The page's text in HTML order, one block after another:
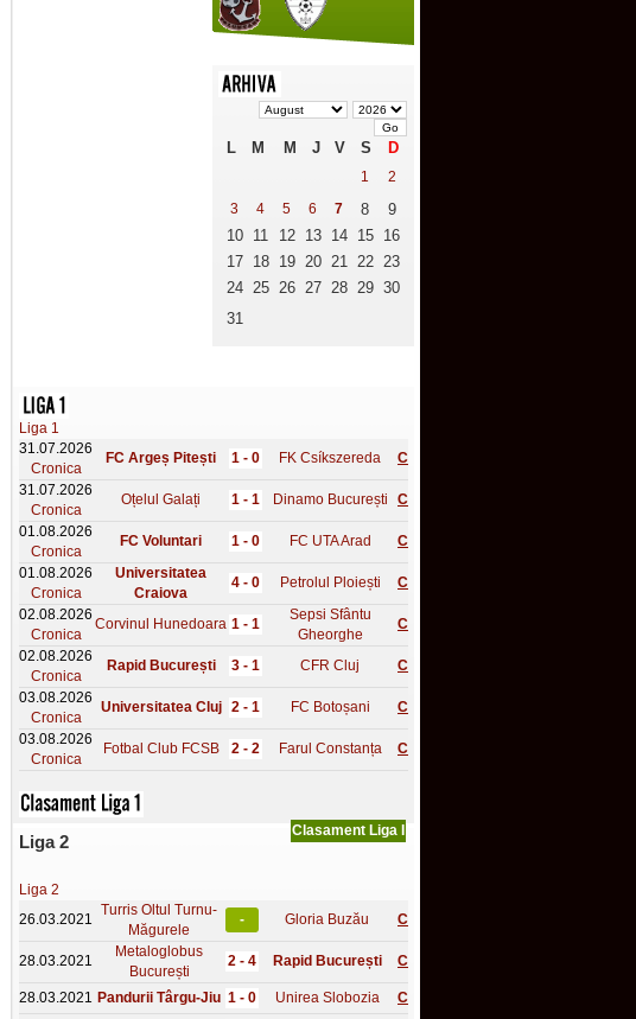
L M M J V S D
1
2
3
4 5 6 7 8
9
10
11 12 13 14 15
16
17
18 19 20 21 22 23
24 25 26 27 28 29 30
31
Liga 1
31.07.2026
Cronica
FC Argeș Pitești 1 - 0 FK Csíkszereda
C
31.07.2026
Cronica
Oțelul Galați 1 - 1 Dinamo București
C
01.08.2026
Cronica
FC Voluntari 1 - 0 FC UTA Arad
C
01.08.2026
Cronica
Universitatea
Craiova
4 - 0 Petrolul Ploiești
C
02.08.2026
Cronica
Corvinul Hunedoara 1 - 1
Sepsi Sfântu
Gheorghe
C
02.08.2026
Cronica
Rapid București 3 - 1 CFR Cluj
C
03.08.2026
Cronica
Universitatea Cluj 2 - 1 FC Botoșani
C
03.08.2026
Cronica
Fotbal Club FCSB 2 - 2 Farul Constanța C
Clasament Liga I
Liga 2
Liga 2
26.03.2021
Turris Oltul Turnu-
Măgurele
- Gloria Buzău C
28.03.2021
Metaloglobus
București
2 - 4 Rapid București C
28.03.2021 Pandurii Târgu-Jiu 1 - 0 Unirea Slobozia
C